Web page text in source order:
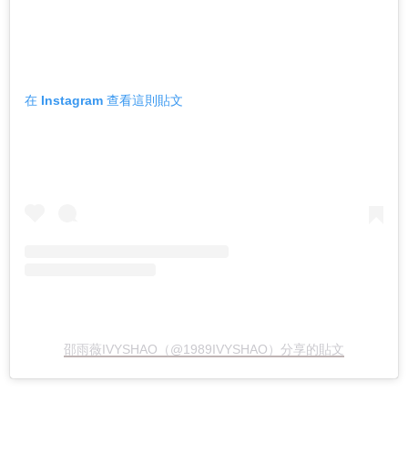
在 Instagram 查看這則貼文
邵雨薇IVYSHAO（@1989IVYSHAO）分享的貼文